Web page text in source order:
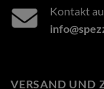
Kontakt
VERSAND UND